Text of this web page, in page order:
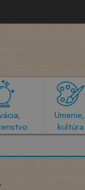
Umenie,
kultúra